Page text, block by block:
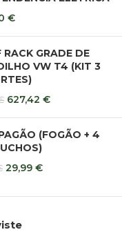
€
RACK GRADE DE
VW T4 (KIT 3
627,42 €
(FOGÃO + 4
29,99 €